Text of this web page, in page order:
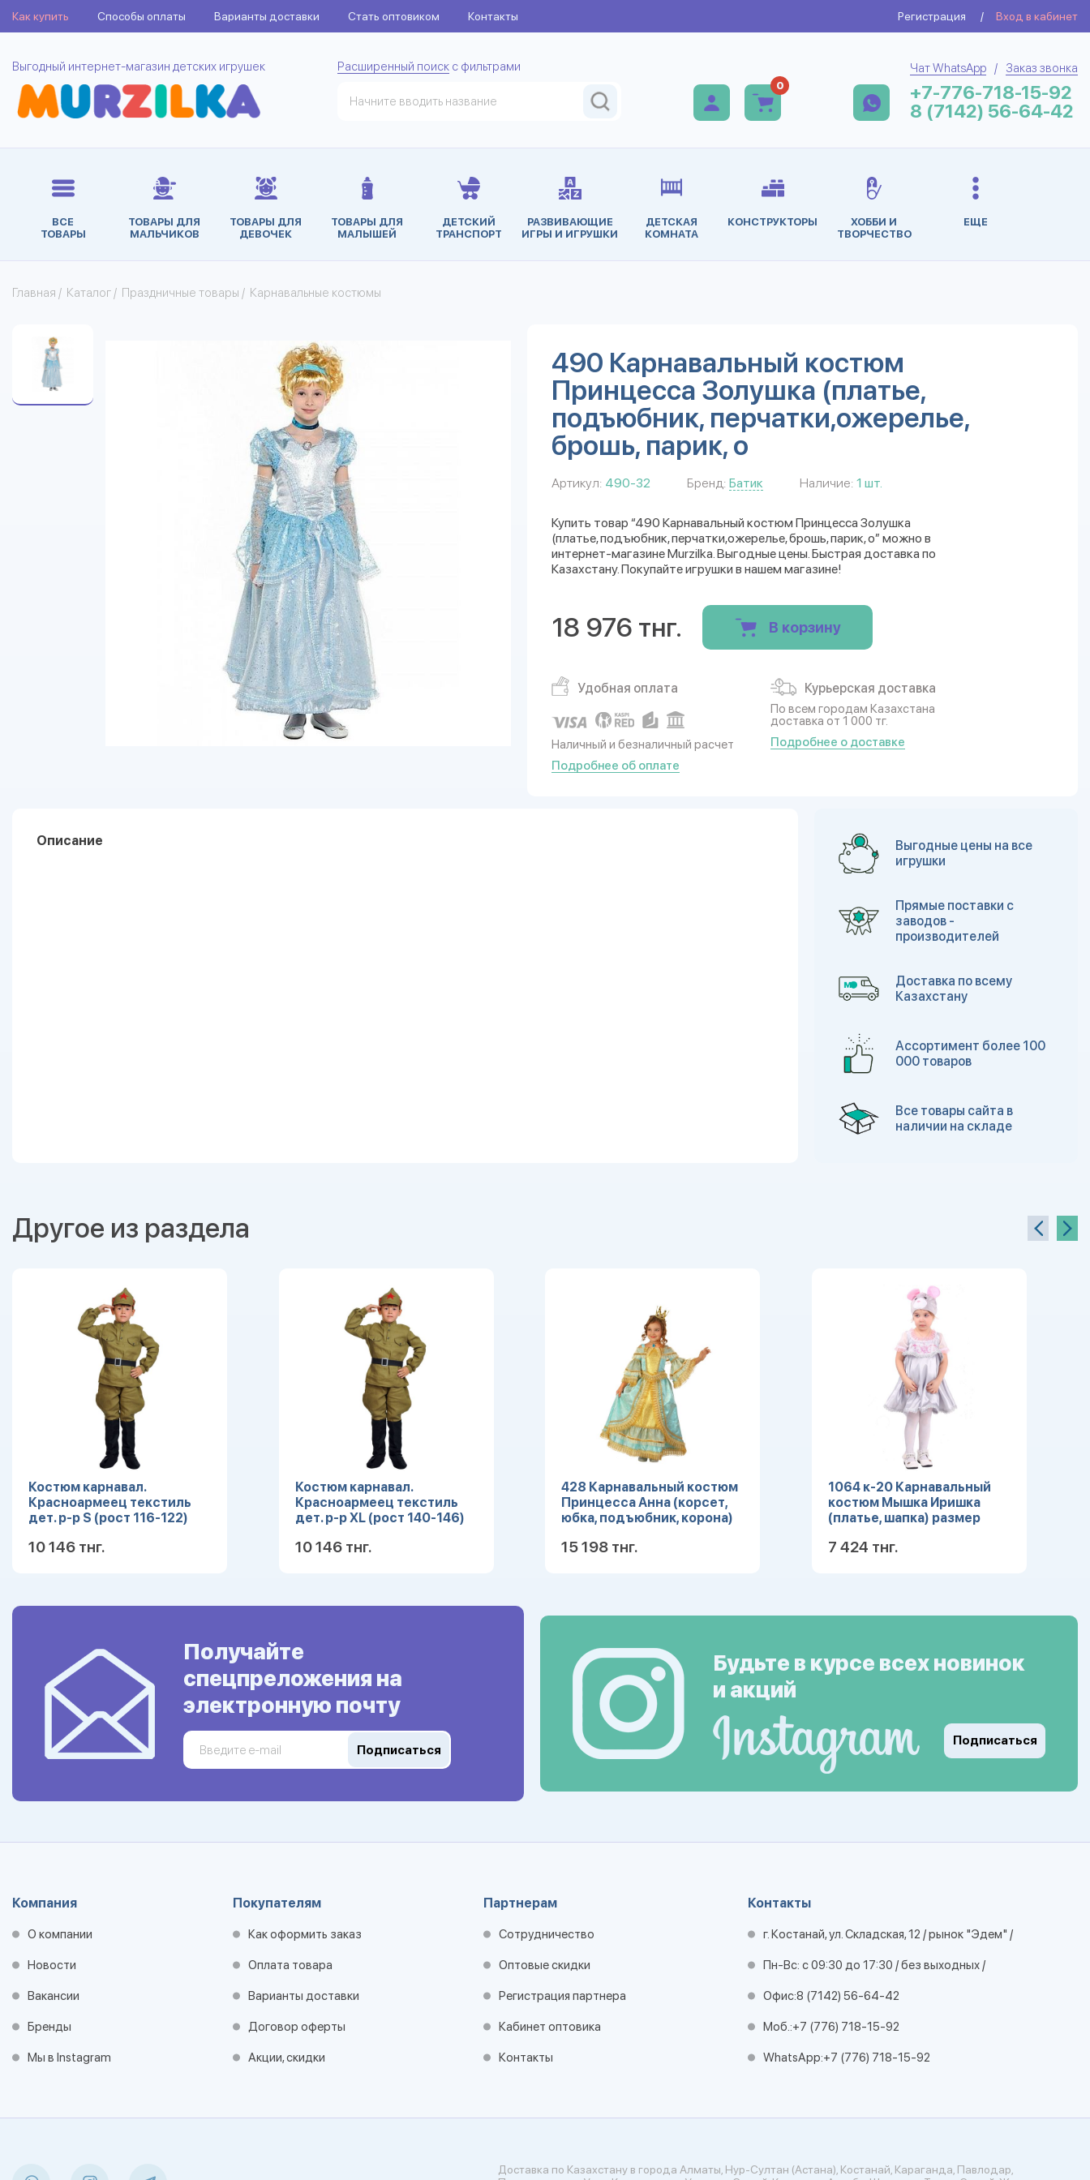
Как купить Способы оплаты Варианты доставки Стать оптовиком Контакты Регистрация / Вход в кабинет
Выгодный интернет-магазин детских игрушек Расширенный поиск с фильтрами
0
Чат WhatsApp / Заказ звонка
+7-776-718-15-92
8 (7142) 56-64-42
ВСЕ
ТОВАРЫ
ТОВАРЫ ДЛЯ
МАЛЬЧИКОВ
ТОВАРЫ ДЛЯ
ДЕВОЧЕК
ТОВАРЫ ДЛЯ
МАЛЫШЕЙ
ДЕТСКИЙ
ТРАНСПОРТ
РАЗВИВАЮЩИЕ
ИГРЫ И ИГРУШКИ
ДЕТСКАЯ
КОМНАТА
КОНСТРУКТОРЫ
ХОББИ И
ТВОРЧЕСТВО
ЕЩЕ
Главная / Каталог / Праздничные товары / Карнавальные костюмы
490 Карнавальный костюм
Принцесса Золушка (платье,
подъюбник, перчатки,ожерелье,
брошь, парик, о
Артикул: 490-32 Бренд: Батик Наличие: 1 шт.
Купить товар “490 Карнавальный костюм Принцесса Золушка
(платье, подъюбник, перчатки,ожерелье, брошь, парик, о” можно в
интернет-магазине Murzilka. Выгодные цены. Быстрая доставка по
Казахстану. Покупайте игрушки в нашем магазине!
18 976 тнг. В корзину
Удобная оплата
Наличный и безналичный расчет
Подробнее об оплате
Курьерская доставка
По всем городам Казахстана
доставка от 1 000 тг.
Подробнее о доставке
Описание
Выгодные цены на все
игрушки
Прямые поставки с
заводов -
производителей
Доставка по всему
Казахстану
Ассортимент более 100
000 товаров
Все товары сайта в
наличии на складе
Другое из раздела
Костюм карнавал.
Красноармеец текстиль
дет. р-р S (рост 116-122)
10 146 тнг.
Костюм карнавал.
Красноармеец текстиль
дет. р-р XL (рост 140-146)
10 146 тнг.
428 Карнавальный костюм
Принцесса Анна (корсет,
юбка, подъюбник, корона)
15 198 тнг.
1064 к-20 Карнавальный
костюм Мышка Иришка
(платье, шапка) размер
7 424 тнг.
Получайте
спецпреложения на
электронную почту
Подписаться
Будьте в курсе всех новинок
и акций
Подписаться
Компания
О компании
Новости
Вакансии
Бренды
Мы в Instagram
Покупателям
Как оформить заказ
Оплата товара
Варианты доставки
Договор оферты
Акции, скидки
Партнерам
Сотрудничество
Оптовые скидки
Регистрация партнера
Кабинет оптовика
Контакты
Контакты
г. Костанай, ул. Складская, 12 / рынок "Эдем" /
Пн-Вс: с 09:30 до 17:30 / без выходных /
Офис:8 (7142) 56-64-42
Моб.:+7 (776) 718-15-92
WhatsApp:+7 (776) 718-15-92
Доставка по Казахстану в города Алматы, Нур-Султан (Астана), Костанай, Караганда, Павлодар,